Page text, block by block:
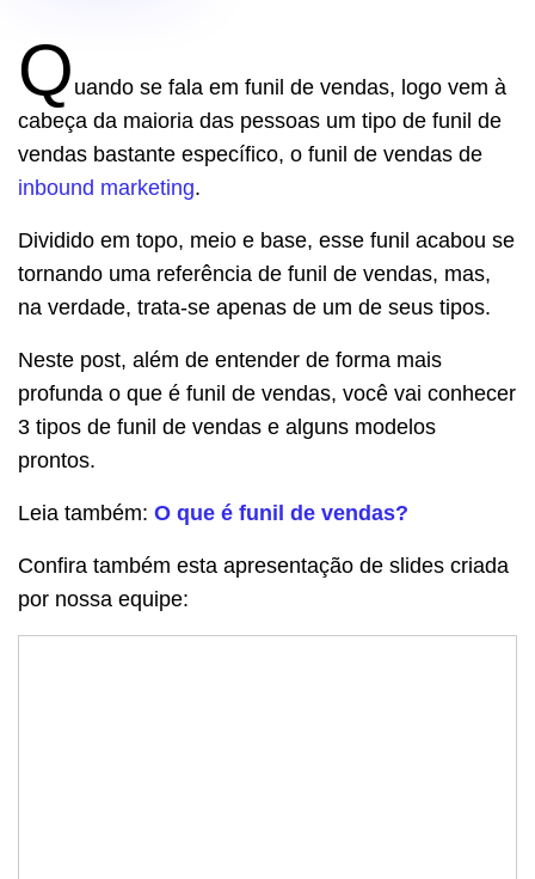
Q uando se fala em funil de vendas, logo vem à
cabeça da maioria das pessoas um tipo de funil de
vendas bastante específico, o funil de vendas de
inbound marketing.
Dividido em topo, meio e base, esse funil acabou se
tornando uma referência de funil de vendas, mas,
na verdade, trata-se apenas de um de seus tipos.
Neste post, além de entender de forma mais
profunda o que é funil de vendas, você vai conhecer
3 tipos de funil de vendas e alguns modelos
prontos.
Leia também: O que é funil de vendas?
Confira também esta apresentação de slides criada
por nossa equipe: